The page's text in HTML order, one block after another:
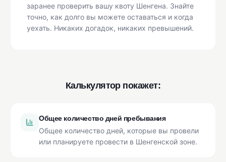
заранее проверить вашу квоту Шенгена. Знайте
точно, как долго вы можете оставаться и когда
уехать. Никаких догадок, никаких превышений.
Калькулятор покажет:
Общее количество дней пребывания
Общее количество дней, которые вы провели
или планируете провести в Шенгенской зоне.